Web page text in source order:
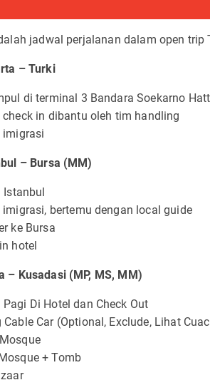
jadwal perjalanan dalam open trip
– Turki
di terminal 3 Bandara Soekarno
check in dibantu oleh tim handling
imigrasi
– Bursa (MM)
Istanbul
imigrasi, bertemu dengan local guide
ke Bursa
hotel
– Kusadasi (MP, MS, MM)
Pagi Di Hotel dan Check Out
Cable Car (Optional, Exclude, Lihat
+ Tomb